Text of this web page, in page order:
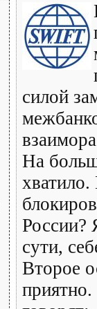
силой
На
России?
сути,
Второе